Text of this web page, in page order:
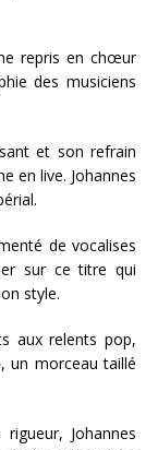
repris en chœur
des musiciens
et son refrain
en live. Johannes
de vocalises
sur ce titre qui
style.
aux relents pop,
un morceau taillé
Johannes